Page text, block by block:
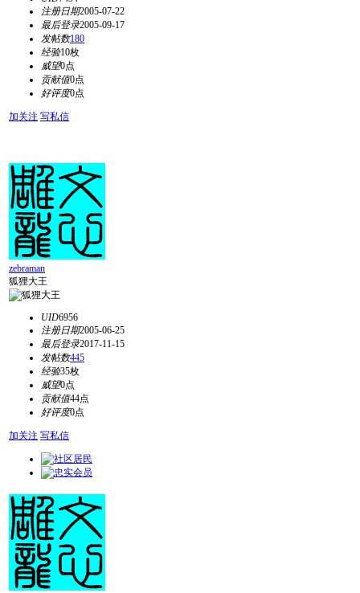
注册日期2005-07-22
最后登录2005-09-17
发帖数180
经验10枚
威望0点
贡献值0点
好评度0点
加关注 写私信
zebraman
狐狸大王
UID6956
注册日期2005-06-25
最后登录2017-11-15
发帖数445
经验35枚
威望0点
贡献值44点
好评度0点
加关注 写私信